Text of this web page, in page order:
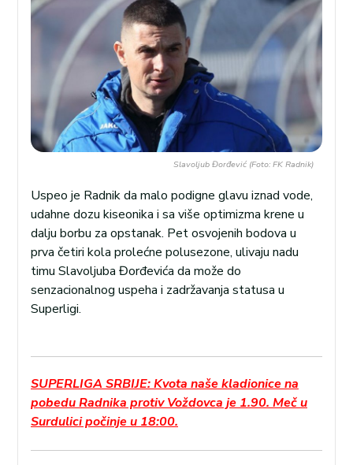
Slavoljub Đorđević (Foto: FK Radnik)
Uspeo je Radnik da malo podigne glavu iznad vode,
udahne dozu kiseonika i sa više optimizma krene u
dalju borbu za opstanak. Pet osvojenih bodova u
prva četiri kola prolećne polusezone, ulivaju nadu
timu Slavoljuba Đorđevića da može do
senzacionalnog uspeha i zadržavanja statusa u
Superligi.
SUPERLIGA SRBIJE: Kvota naše kladionice na
pobedu Radnika protiv Voždovca je 1.90. Meč u
Surdulici počinje u 18:00.